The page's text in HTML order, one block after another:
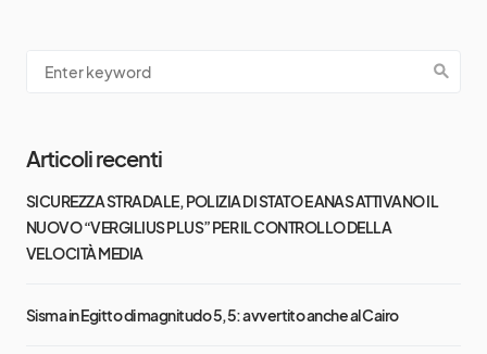
Articoli recenti
SICUREZZA STRADALE, POLIZIA DI STATO E ANAS ATTIVANO IL
NUOVO “VERGILIUS PLUS” PER IL CONTROLLO DELLA
VELOCITÀ MEDIA
Sisma in Egitto di magnitudo 5,5: avvertito anche al Cairo